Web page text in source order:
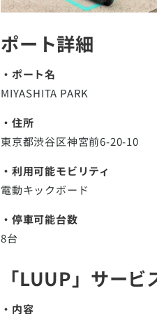
ポート詳細
・ポート名
MIYASHITA PARK
・住所
東京都渋谷区神宮前6-20-10
・利用可能モビリティ
電動キックボード
・停車可能台数
8台
「LUUP」サービ
・内容